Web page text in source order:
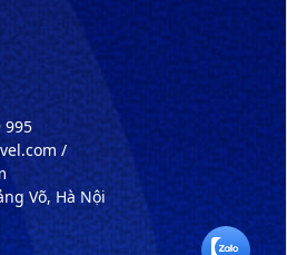
995
/
Võ, Hà Nội